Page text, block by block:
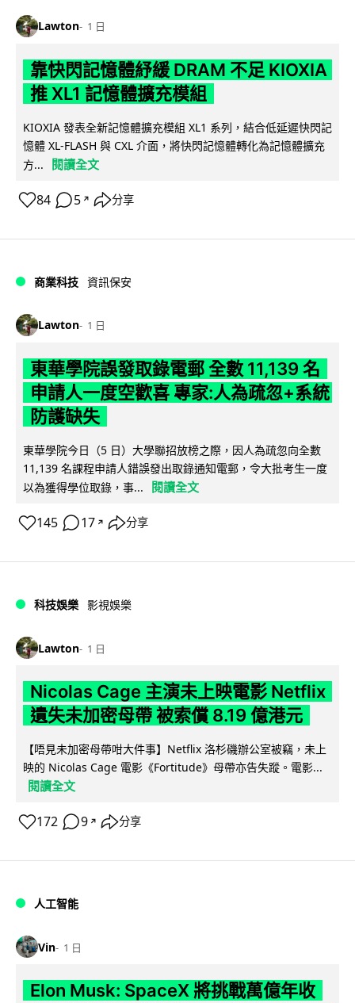
Lawton 1 日
靠快閃記憶體紓緩 DRAM 不足 KIOXIA
推 XL1 記憶體擴充模組
KIOXIA 發表全新記憶體擴充模組 XL1 系列，結合低延遲快閃記
憶體 XL-FLASH 與 CXL 介面，將快閃記憶體轉化為記憶體擴充
方...
閱讀全文
84 5 ↗ 分享
商業科技 資訊保安
Lawton 1 日
東華學院誤發取錄電郵 全數 11,139 名
申請人一度空歡喜 專家:人為疏忽+系統
防護缺失
東華學院今日（5 日）大學聯招放榜之際，因人為疏忽向全數
11,139 名課程申請人錯誤發出取錄通知電郵，令大批考生一度
以為獲得學位取錄，事...
閱讀全文
145 17 ↗ 分享
科技娛樂 影視娛樂
Lawton 1 日
Nicolas Cage 主演未上映電影 Netflix
遺失未加密母帶 被索償 8.19 億港元
【唔見未加密母帶咁大件事】Netflix 洛杉磯辦公室被竊，未上
映的 Nicolas Cage 電影《Fortitude》母帶亦告失蹤。電影...
閱讀全文
172 9 ↗ 分享
人工智能
Vin 1 日
Elon Musk: SpaceX 將挑戰萬億年收